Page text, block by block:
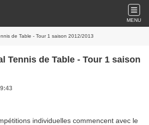
MENU
de Table - Tour 1 saison 2012/2013
Tennis de Table - Tour 1 saison
individuelles commencent avec le